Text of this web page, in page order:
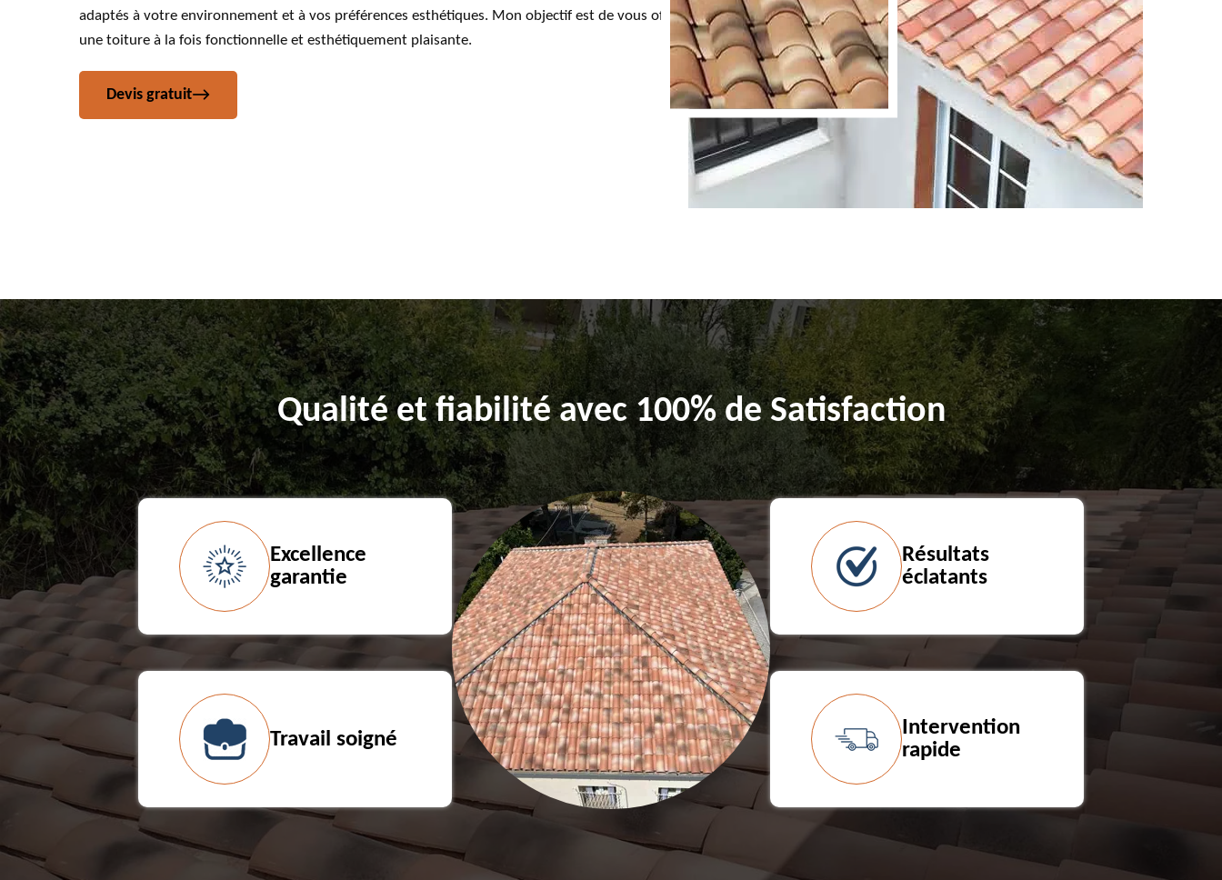
adaptés à votre environnement et à vos préférences esthétiques. Mon objectif est de vous offrir
une toiture à la fois fonctionnelle et esthétiquement plaisante.
Devis gratuit
Qualité et fiabilité avec 100% de Satisfaction
Excellence
garantie
Travail soigné
Résultats
éclatants
Intervention
rapide